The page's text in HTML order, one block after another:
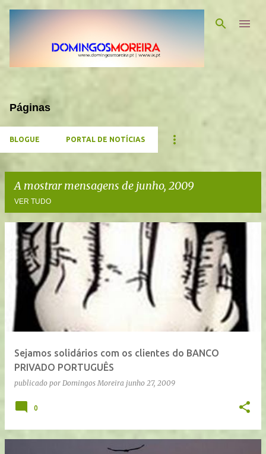
Avançar para o conteúdo principal
Páginas
BLOGUE PORTAL DE NOTÍCIAS
A mostrar mensagens de junho, 2009
VER TUDO
Sejamos solidários com os clientes do BANCO
PRIVADO PORTUGUÊS
publicado por Domingos Moreira junho 27, 2009
0